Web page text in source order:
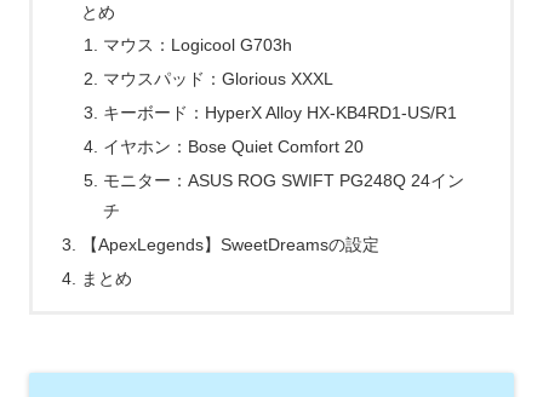
とめ
マウス：Logicool G703h
マウスパッド：Glorious XXXL
キーボード：HyperX Alloy HX-KB4RD1-US/R1
イヤホン：Bose Quiet Comfort 20
モニター：ASUS ROG SWIFT PG248Q 24イン
チ
【ApexLegends】SweetDreamsの設定
まとめ